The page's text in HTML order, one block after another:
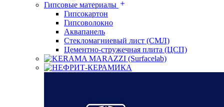
Гипсовые материалы
Гипсокартон
Гипсоволокно
Аквапанель
Стекломагниевый лист (СМЛ)
Цементно-стружечная плита (ЦСП)